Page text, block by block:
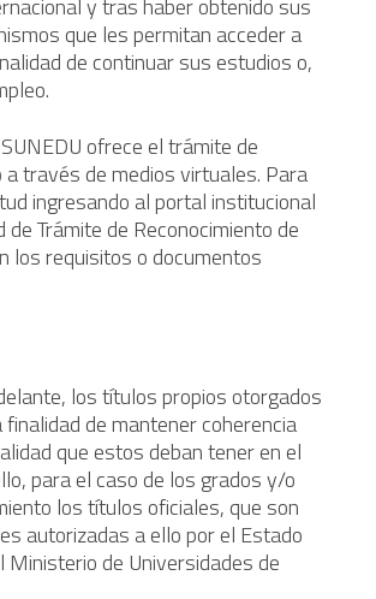
que les permitan acceder a
de continuar sus estudios o,
ofrece el trámite de
través de medios virtuales. Para
ingresando al portal institucional
Trámite de Reconocimiento de
los requisitos o documentos
los títulos propios otorgados
de mantener coherencia
que estos deban tener en el
para el caso de los grados y/o
los títulos oficiales, que son
autorizadas a ello por el Estado
de Universidades de